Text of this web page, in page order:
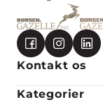
Kontakt os
Kategorier